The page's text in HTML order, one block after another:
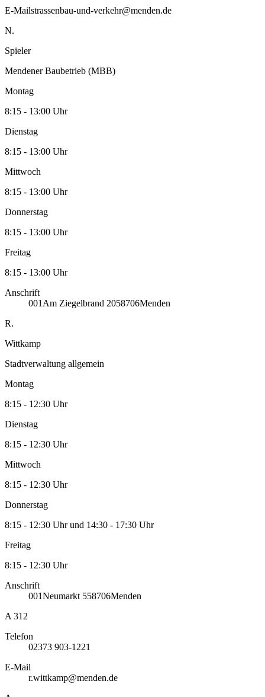
E-Mailstrassenbau-und-verkehr@menden.de
N.
Spieler
Mendener Baubetrieb (MBB)
Montag
8:15 - 13:00 Uhr
Dienstag
8:15 - 13:00 Uhr
Mittwoch
8:15 - 13:00 Uhr
Donnerstag
8:15 - 13:00 Uhr
Freitag
8:15 - 13:00 Uhr
Anschrift
001 Am Ziegelbrand 2058706Menden
R.
Wittkamp
Stadtverwaltung allgemein
Montag
8:15 - 12:30 Uhr
Dienstag
8:15 - 12:30 Uhr
Mittwoch
8:15 - 12:30 Uhr
Donnerstag
8:15 - 12:30 Uhr und 14:30 - 17:30 Uhr
Freitag
8:15 - 12:30 Uhr
Anschrift
001Neumarkt 558706Menden
A 312
Telefon
02373 903-1221
E-Mail
r.wittkamp@menden.de